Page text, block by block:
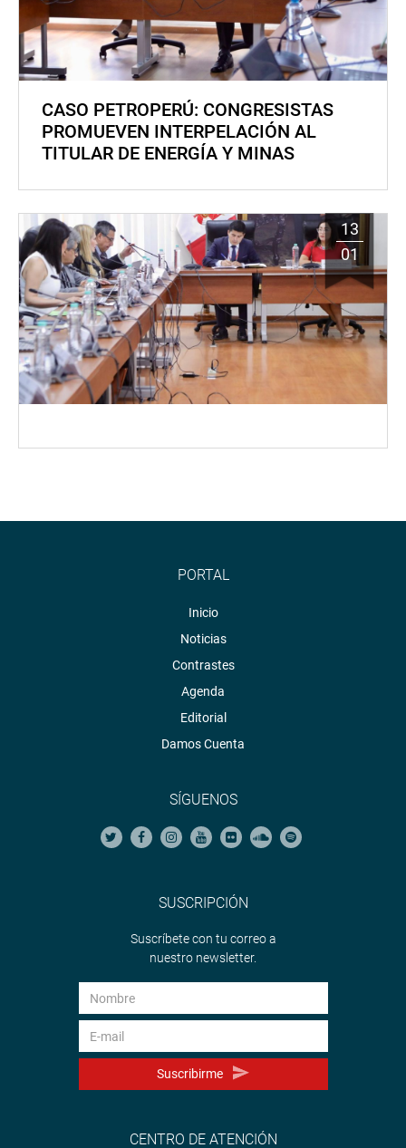
CASO PETROPERÚ: CONGRESISTAS
PROMUEVEN INTERPELACIÓN AL
TITULAR DE ENERGÍA Y MINAS
13
01
PORTAL
Inicio
Noticias
Contrastes
Agenda
Editorial
Damos Cuenta
SÍGUENOS
SUSCRIPCIÓN
Suscríbete con tu correo a
nuestro newsletter.
Suscribirme
CENTRO DE ATENCIÓN